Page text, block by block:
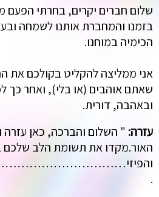
שלום חברים יקרים, בחרתי הפעם
בזמנו והמחברת אותנו לשמחה
הכימיה במוחנו.
אני ממליצה להקליט בקולכם את
שאתם אוהבים (או בלי), ואחר כך
ובאהבה, דורית.
עזרה: " השלום והברכה, כאן עזרה
האור.מקדו את תשומת הלב שלכם
.